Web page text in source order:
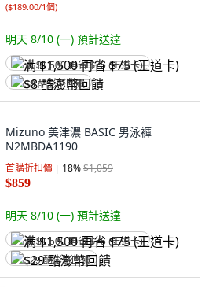
($189.00/1個)
明天 8/10 (一) 預計送達
满 $1,500 再省 $75 (王道卡)
$8 酷澎幣回饋
Mizuno 美津濃 BASIC 男泳褲
N2MBDA1190
首購折扣價 18%$1,059
$859
明天 8/10 (一) 預計送達
满 $1,500 再省 $75 (王道卡)
$29 酷澎幣回饋